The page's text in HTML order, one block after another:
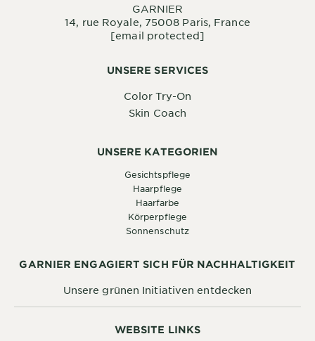
WEBSITE LINKS
UNSERE SERVICES
Color Try-On
Skin Coach
UNSERE KATEGORIEN
Gesichtspflege
Haarpflege
Haarfarbe
Körperpflege
Sonnenschutz
GARNIER ENGAGIERT SICH FÜR NACHHALTIGKEIT
Unsere grünen Initiativen entdecken
GARNIER
14, rue Royale, 75008 Paris, France
[email protected]